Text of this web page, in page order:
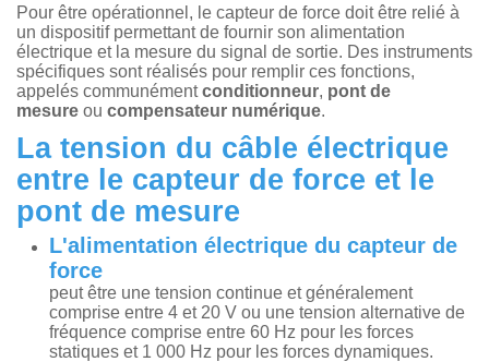
Pour être opérationnel, le capteur de force doit être relié à
un dispositif permettant de fournir son alimentation
électrique et la mesure du signal de sortie. Des instruments
spécifiques sont réalisés pour remplir ces fonctions,
appelés communémentconditionneur, pont de
mesure ou compensateur numérique.
La tension du câble électrique
entre le capteur de force et le
pont de mesure
L'alimentation électrique du capteur de
force
peut être une tension continue et généralement
comprise entre 4 et 20 V ou une tension alternative de
fréquence comprise entre 60 Hz pour les forces
statiques et 1 000 Hz pour les forces dynamiques.